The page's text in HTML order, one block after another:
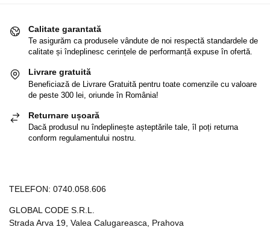
Calitate garantată
Te asigurăm ca produsele vândute de noi respectă standardele de
calitate și îndeplinesc cerințele de performanță expuse în ofertă.
Livrare gratuită
Beneficiază de Livrare Gratuită pentru toate comenzile cu valoare
de peste 300 lei, oriunde în România!
Returnare ușoară
Dacă produsul nu îndeplinește așteptările tale, îl poți returna
conform regulamentului nostru.
TELEFON: 0740.058.606
GLOBAL CODE S.R.L.
Strada Arva 19, Valea Calugareasca, Prahova